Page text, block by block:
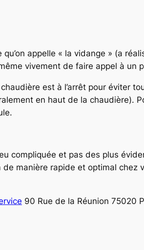
appelle « la vidange » (a
vivement de faire appel à un
est à l’arrêt pour éviter
en haut de la chaudière).
compliquée et pas des plus
manière rapide et optimal chez
90 Rue de la Réunion 75020